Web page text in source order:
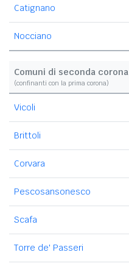
Catignano
Nocciano
Comuni di seconda corona
(confinanti con la prima corona)
Vicoli
Brittoli
Corvara
Pescosansonesco
Scafa
Torre de' Passeri